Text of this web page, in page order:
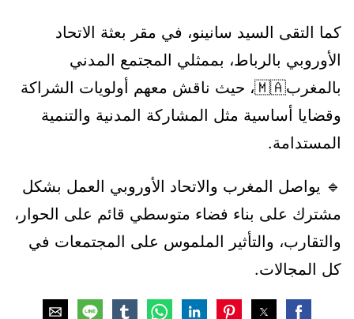
كما التقى السيد سانينو، في مقر بعثة الاتحاد
الأوروبي بالرباط، بممثلي المجتمع المدني
بالمغرب🇲🇦، حيث ناقش معهم أولويات الشراكة
وقضايا أساسية مثل المشاركة المدنية والتنمية
المستدامة.
🔹 يواصل المغرب والاتحاد الأوروبي العمل بشكل
مشترك على بناء فضاء متوسطي قائم على الحوار،
والتقارب، والتأثير الملموس على المجتمعات في
كل المجالات.